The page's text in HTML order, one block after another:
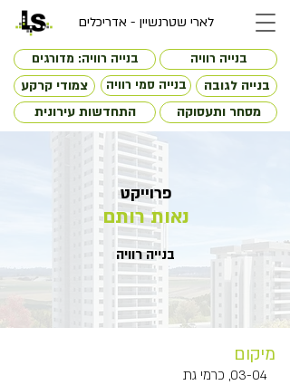
בנייה רוויה: מדורגים בנייה רוויה
צמודי קרקע בנייה סמי רוויה
בנייה לגובה
התחדשות עירונית
מסחר ותעסוקה
נאות רותם
פרוייקט
בנייה רוויה
מיקום
03-04, כרמי גת